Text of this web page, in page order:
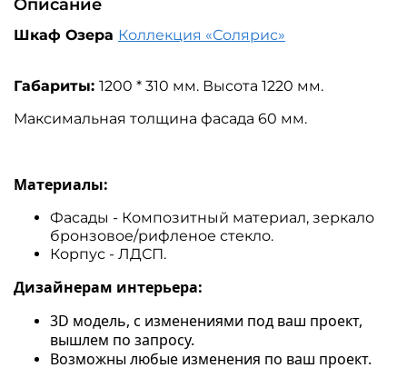
Описание
Шкаф Озера Коллекция «Солярис»
Габариты: 1200 * 310 мм. Высота 1220 мм.
Максимальная толщина фасада 60 мм.
Материалы:
Фасады - Композитный материал, зеркало
бронзовое/рифленое стекло.
Корпус - ЛДСП.
Дизайнерам интерьера:
3D модель, с изменениями под ваш проект,
вышлем по запросу.
Возможны любые изменения по ваш проект.